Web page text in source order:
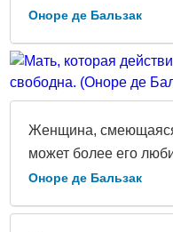
Оноре де Бальзак
Женщина,
может более его
Оноре де Бальзак